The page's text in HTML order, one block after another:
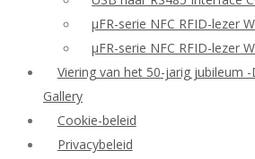
μFR-serie NFC RFID-lezer
μFR-serie NFC RFID-lezer
Viering van het 50-jarig jubileum
Gallery
Cookie-beleid
Privacybeleid